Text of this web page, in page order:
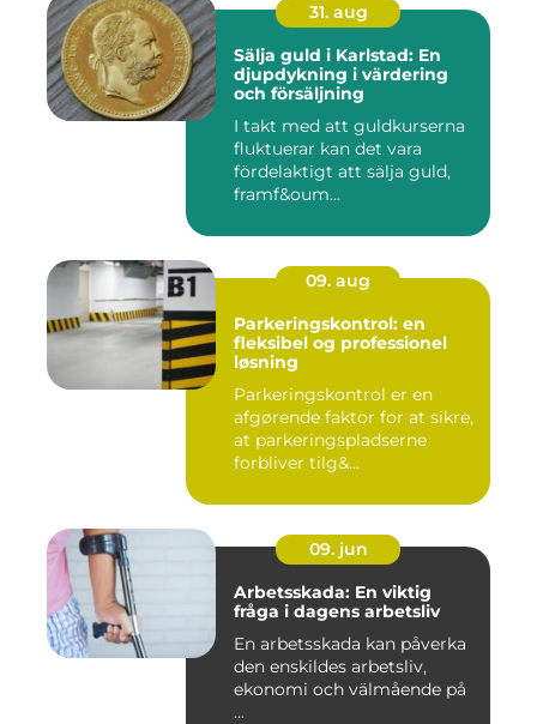
31. aug
Sälja guld i Karlstad: En
djupdykning i värdering
och försäljning
I takt med att guldkurserna
fluktuerar kan det vara
fördelaktigt att sälja guld,
framf&oum...
09. aug
Parkeringskontrol: en
fleksibel og professionel
løsning
Parkeringskontrol er en
afgørende faktor for at sikre,
at parkeringspladserne
forbliver tilg&...
09. jun
Arbetsskada: En viktig
fråga i dagens arbetsliv
En arbetsskada kan påverka
den enskildes arbetsliv,
ekonomi och välmående på
...